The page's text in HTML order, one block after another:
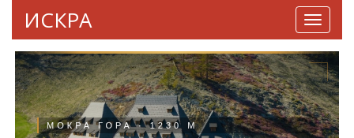
ИСКРА